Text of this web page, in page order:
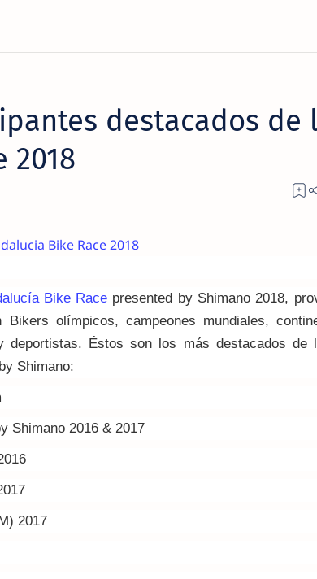
destacados de
2018
Bike Race presented by Shimano 2018,
Bikers olímpicos, campeones mundiales,
deportistas. Éstos son los más destacados de
Shimano:
Shimano 2016 & 2017
2017